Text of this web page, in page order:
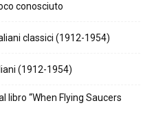
conosciuto
classici (1912-1954)
(1912-1954)
libro “When Flying Saucers